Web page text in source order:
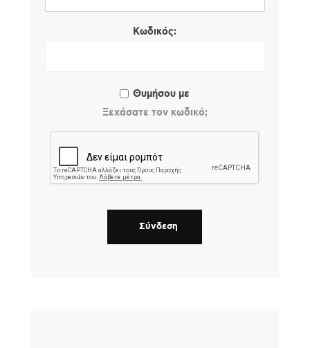
Κωδικός:
Θυμήσου με
Ξεχάσατε τον κωδικό;